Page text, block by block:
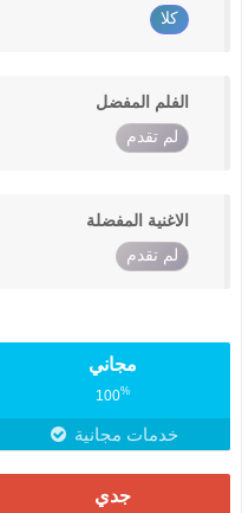
كلا
الفلم المفضل
لم تقدم
الاغنية المفضلة
لم تقدم
مجاني
100%
خدمات مجانية
جدي